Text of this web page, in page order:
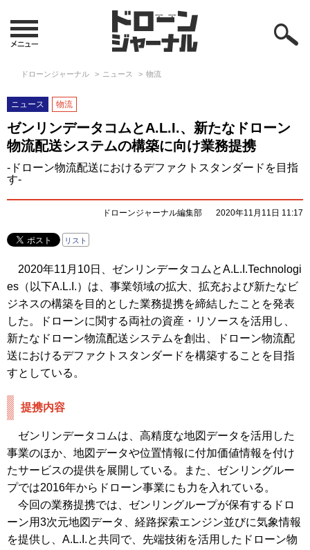
ドローンジャーナル ニュース 物流
ニュース 物流
ゼンリンデータコムとA.L.I.、新たなドローン
物流配送システムの構築に向け業務提携
-ドローン物流配送におけるデファクトスタンダードを目指
す-
ドローンジャーナル編集部 2020年11月11日 11:17
リスト
2020年11月10日、ゼンリンデータコムとA.L.I.Technologi
es（以下A.L.I.）は、事業領域の拡大、拡充および新たなビ
ジネスの構築を目的とした業務提携を締結したことを発表
した。ドローンに関する両社の資産・リソースを活用し、
新たなドローン物流配送システムを創出、ドローン物流配
送におけるデファクトスタンダードを構築することを目指
すとしている。
提携内容
ゼンリンデータコムは、高精度な地図データを活用した
事業のほか、地図データや位置情報に付加価値情報を付け
たサービスの提供を展開している。また、ゼンリングルー
プでは2016年からドローン事業にも力を入れている。
今回の業務提携では、ゼンリングループが保有するドロ
ーン用3次元地図データ、経路探索エンジン並びに気象情報
を提供し、A.L.I.と共同で、先端技術を活用したドローン物